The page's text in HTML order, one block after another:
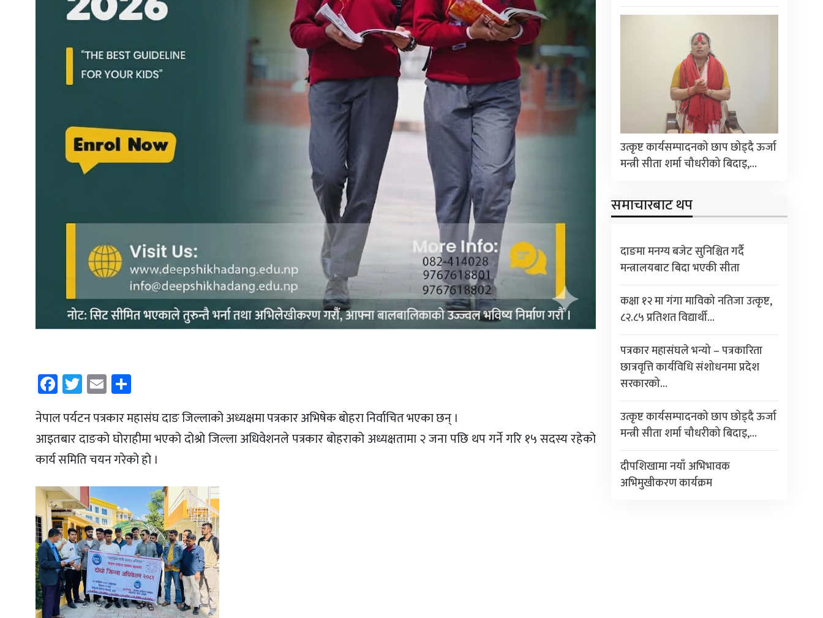
Facebook
Twitter
Email
नेपाल पर्यटन पत्रकार महासंघ दाङ जिल्लाको अध्यक्षमा पत्रकार अभिषेक बोहरा निर्वाचित भएका छन् ।
आइतबार दाङको घोराहीमा भएको दोश्रो जिल्ला अधिवेशनले पत्रकार बोहराको अध्यक्षतामा २ जना पछि थप गर्ने गरि १५ सदस्य रहेको
कार्य समिति चयन गरेको हो ।
उत्कृष्ट कार्यसम्पादनको छाप छोड्दै ऊर्जा
मन्त्री सीता शर्मा चौधरीको बिदाइ,…
समाचारबाट थप
दाङमा मनग्य बजेट सुनिश्चित गर्दै
मन्त्रालयबाट बिदा भएकी सीता
कक्षा १२ मा गंगा माविको नतिजा उत्कृष्ट,
८२.८५ प्रतिशत विद्यार्थी…
पत्रकार महासंघले भन्यो – पत्रकारिता
छात्रवृत्ति कार्यविधि संशोधनमा प्रदेश
सरकारको…
उत्कृष्ट कार्यसम्पादनको छाप छोड्दै ऊर्जा
मन्त्री सीता शर्मा चौधरीको बिदाइ,…
दीपशिखामा नयाँ अभिभावक
अभिमुखीकरण कार्यक्रम